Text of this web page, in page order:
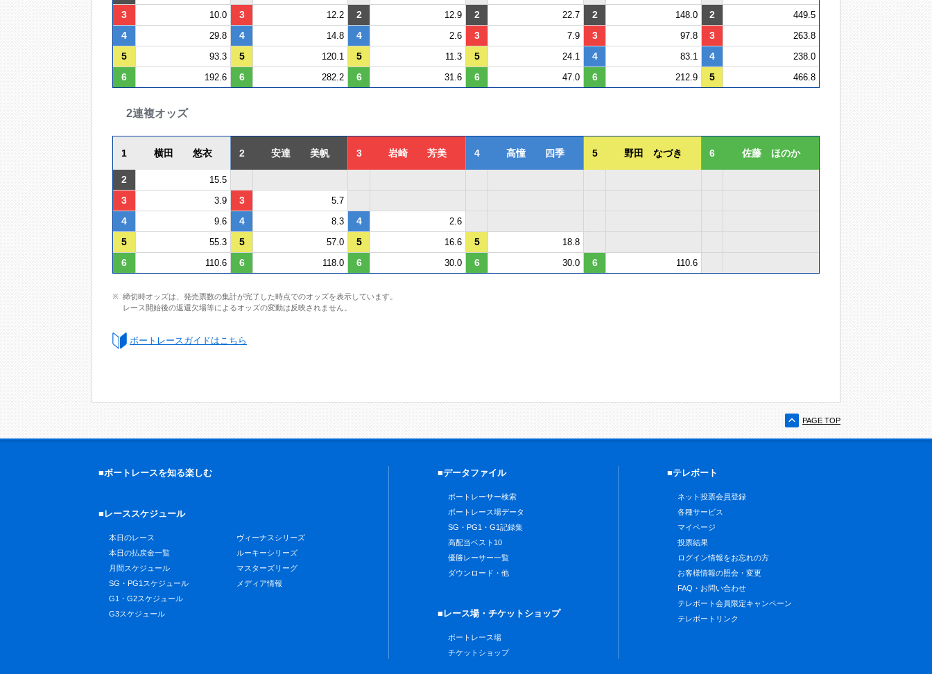
3 10.0 3 12.2 2 12.9 2 22.7 2 148.0 2 449.5
4 29.8 4 14.8 4 2.6 3 7.9 3 97.8 3 263.8
5 93.3 5 120.1 5 11.3 5 24.1 4 83.1 4 238.0
6 192.6 6 282.2 6 31.6 6 47.0 6 212.9 5 466.8
2連複オッズ
1 横田 悠衣 2 安達 美帆 3 岩崎 芳美 4 高憧 四季 5 野田 なづき 6 佐藤 ほのか
2 15.5
3 3.9 3 5.7
4 9.6 4 8.3 4 2.6
5 55.3 5 57.0 5 16.6 5 18.8
6 110.6 6 118.0 6 30.0 6 30.0 6 110.6
締切時オッズは、発売票数の集計が完了した時点でのオッズを表示しています。
レース開始後の返還欠場等によるオッズの変動は反映されません。
ボートレースガイドはこちら
PAGE TOP
■ボートレースを知る楽しむ
■レーススケジュール
本日のレース
本日の払戻金一覧
月間スケジュール
SG・PG1スケジュール
G1・G2スケジュール
G3スケジュール
ヴィーナスシリーズ
ルーキーシリーズ
マスターズリーグ
メディア情報
■データファイル
ボートレーサー検索
ボートレース場データ
SG・PG1・G1記録集
高配当ベスト10
優勝レーサー一覧
ダウンロード・他
■レース場・チケットショップ
ボートレース場
チケットショップ
■テレボート
ネット投票会員登録
各種サービス
マイページ
投票結果
ログイン情報をお忘れの方
お客様情報の照会・変更
FAQ・お問い合わせ
テレボート会員限定キャンペーン
テレボートリンク